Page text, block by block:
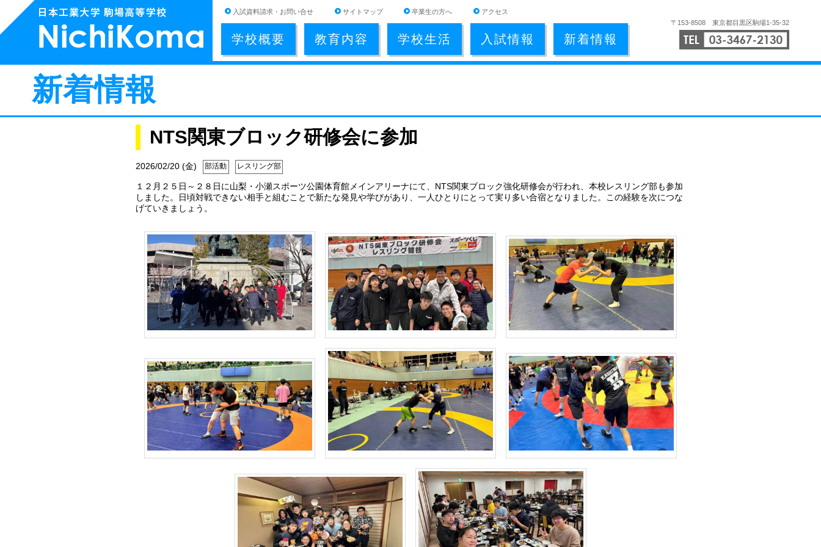
入試資料請求・お問い合せ サイトマップ 卒業生の方へ
アクセス
〒153-8508 東京都目黒区駒場1-35-32
学校概要 教育内容 学校生活 入試情報 新着情報
新着情報
NTS関東ブロック研修会に参加
2026/02/20 (金) 部活動 レスリング部
１２月２５日～２８日に山梨・小瀬スポーツ公園体育館メインアリーナにて、NTS関東ブロック強化研修会が行われ、本校レスリング部も参加
しました。日頃対戦できない相手と組むことで新たな発見や学びがあり、一人ひとりにとって実り多い合宿となりました。この経験を次につな
げていきましょう。